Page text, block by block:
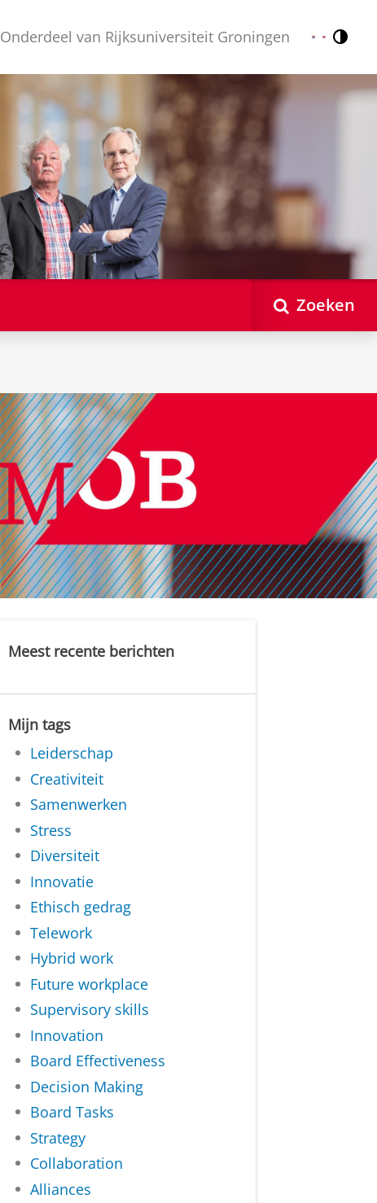
Onderdeel van Rijksuniversiteit Groningen Nederlands
English
Zoeken
Meest recente berichten
Mijn tags
Leiderschap
Creativiteit
Samenwerken
Stress
Diversiteit
Innovatie
Ethisch gedrag
Telework
Hybrid work
Future workplace
Supervisory skills
Innovation
Board Effectiveness
Decision Making
Board Tasks
Strategy
Collaboration
Alliances